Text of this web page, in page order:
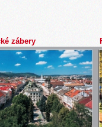
zábery